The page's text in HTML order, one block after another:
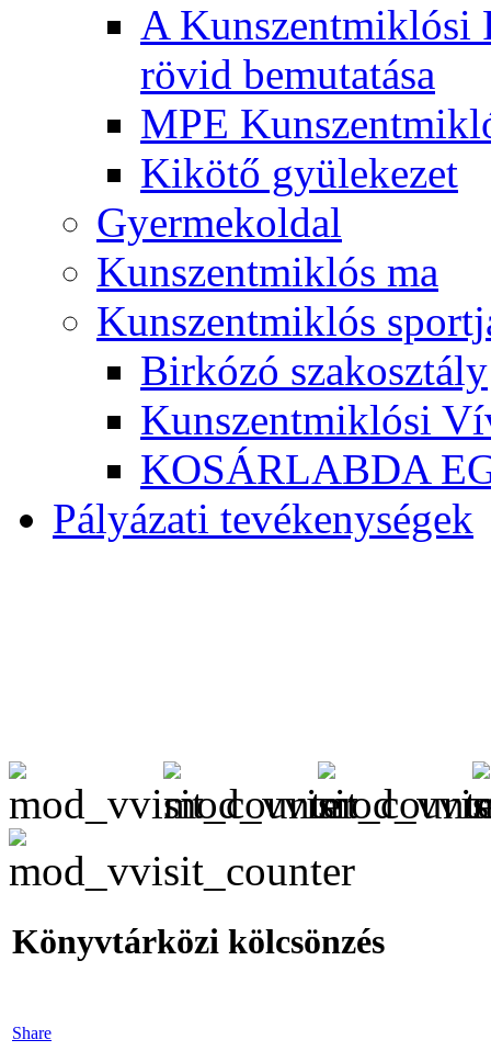
A Kunszentmiklósi
rövid bemutatása
MPE
Kikötő gyülekezet
Gyermekoldal
Kunszentmiklós ma
Kunszentmiklós
Birkózó szakosztály
Kunszentmiklósi
KOSÁRLABDA
Pályázati tevékenységek
Könyvtárközi kölcsönzés
Share